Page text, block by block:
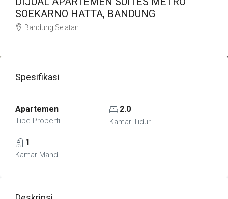
SOEKARNO HATTA, BANDUNG
Bandung Selatan
Spesifikasi
Apartemen
Tipe Properti
2.0
Kamar Tidur
1
Kamar Mandi